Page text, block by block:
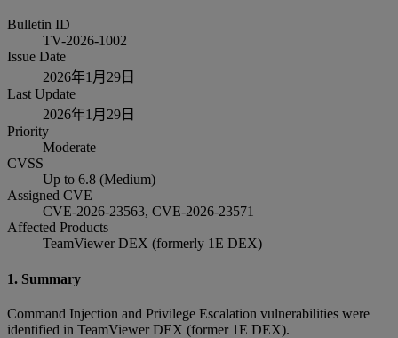
Bulletin ID
TV-2026-1002
Issue Date
2026年1月29日
Last Update
2026年1月29日
Priority
Moderate
CVSS
Up to 6.8 (Medium)
Assigned CVE
CVE-2026-23563, CVE-2026-23571
Affected Products
TeamViewer DEX (formerly 1E DEX)
1. Summary
Command Injection and Privilege Escalation vulnerabilities were
identified in TeamViewer DEX (former 1E DEX).